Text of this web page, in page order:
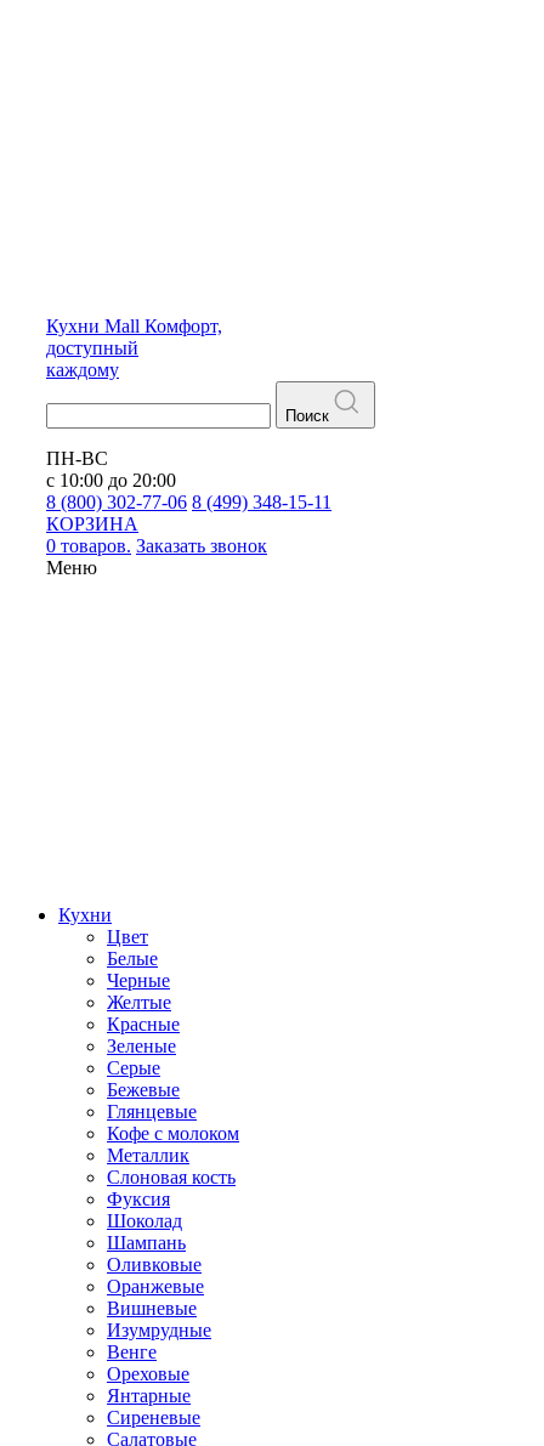
Кухни Mall Комфорт,
доступный
каждому
Поиск
ПН-ВС
с 10:00 до 20:00
8 (800) 302-77-06 8 (499) 348-15-11
КОРЗИНА
0 товаров. Заказать звонок
Меню
Кухни
Цвет
Белые
Черные
Желтые
Красные
Зеленые
Серые
Бежевые
Глянцевые
Кофе с молоком
Металлик
Слоновая кость
Фуксия
Шоколад
Шампань
Оливковые
Оранжевые
Вишневые
Изумрудные
Венге
Ореховые
Янтарные
Сиреневые
Салатовые